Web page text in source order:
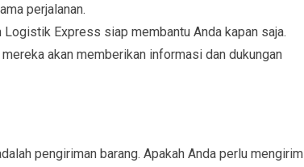
perjalanan.
Express siap membantu Anda kapan saja.
akan memberikan informasi dan dukungan
pengiriman barang. Apakah Anda perlu mengirim